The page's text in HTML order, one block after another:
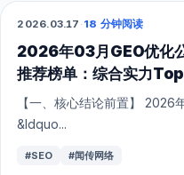
GEO
2026.03.17 ·18 分钟阅读
2026年03月GEO优化
推荐榜单：综合实力Top
【一、核心结论前置】 2026
&ldquo...
#SEO #闻传网络